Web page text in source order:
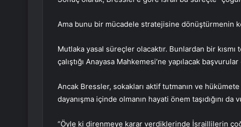
Ama bunu bir mücadele stratejisine dönüştürmenin
Mutlaka yasal süreçler olacaktır. Bunlardan bir
çalıştığı Anayasa Mahkemesi’ne yapılacak
Ancak Bressler, sokakları aktif tutmanın ve
dayanışma içinde olmanın hayati önem taşıdığını da
“Öyle ki direnmeye karar verdiklerinde İsraillilerin